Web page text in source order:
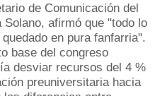
de Comunicación del
afirmó que "todo lo
en pura fanfarria".
base del congreso
desviar recursos del 4 %
preuniversitaria hacia